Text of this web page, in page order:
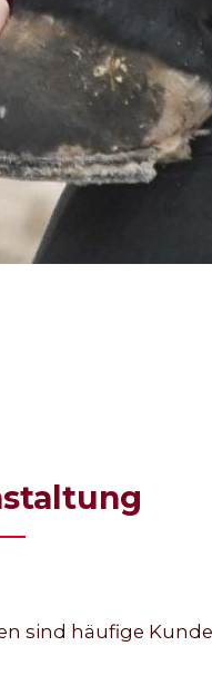
sind häufige